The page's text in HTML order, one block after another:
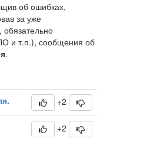
об ошибках,
за уже
и т.п.), сообщения об
.
+2
+2